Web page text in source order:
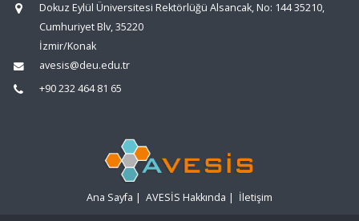
Dokuz Eylül Üniversitesi Rektörlüğü Alsancak, No: 144 35210,
Cumhuriyet Blv, 35220
İzmir/Konak
avesis@deu.edu.tr
+90 232 464 81 65
Ana Sayfa | AVESİS Hakkında | İletişim